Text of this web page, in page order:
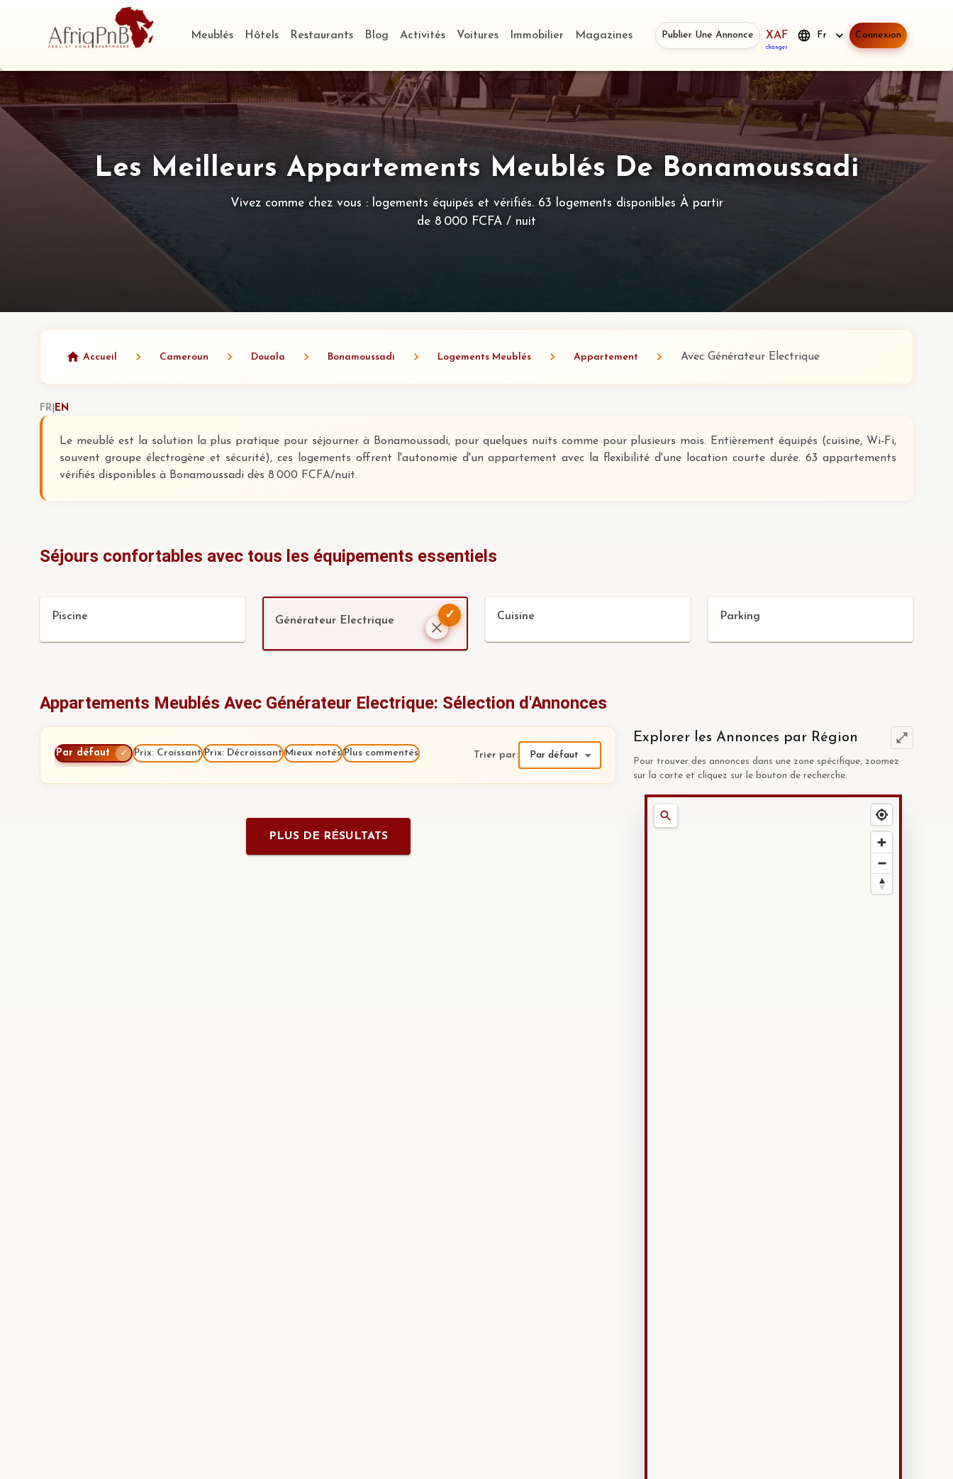
Meublés Hôtels Restaurants Blog Activités Voitures Immobilier Magazines Publier Une Annonce XAF
changer
Fr Connexion
Les Meilleurs Appartements Meublés De Bonamoussadi
Vivez comme chez vous : logements équipés et vérifiés. 63 logements disponibles À partir
de 8 000 FCFA / nuit
Accueil Cameroun Douala Bonamoussadi Logements Meublés Appartement Avec Générateur Electrique
FR EN
Le meublé est la solution la plus pratique pour séjourner à Bonamoussadi, pour quelques nuits comme pour plusieurs mois. Entièrement équipés (cuisine, Wi-Fi,
souvent groupe électrogène et sécurité), ces logements offrent l'autonomie d'un appartement avec la flexibilité d'une location courte durée. 63 appartements
vérifiés disponibles à Bonamoussadi dès 8 000 FCFA/nuit.
Séjours confortables avec tous les équipements essentiels
Piscine ✓
Générateur Electrique Cuisine Parking
Appartements Meublés Avec Générateur Electrique: Sélection d'Annonces
Par défaut ✓ Prix: Croissant Prix: Décroissant Mieux notés Plus commentés Trier par: Par défaut
PLUS DE RÉSULTATS
Explorer les Annonces par Région
Pour trouver des annonces dans une zone spécifique, zoomez
sur la carte et cliquez sur le bouton de recherche.